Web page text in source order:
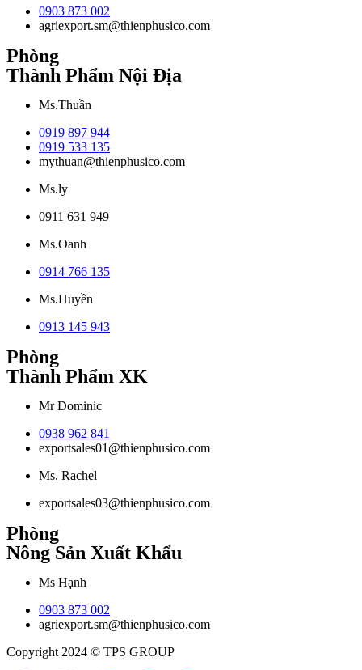
0903 873 002
agriexport.sm@thienphusico.com
Phòng
Thành Phẩm Nội Địa
Ms.Thuần
0919 897 944
0919 533 135
mythuan@thienphusico.com
Ms.ly
0911 631 949
Ms.Oanh
0914 766 135
Ms.Huyền
0913 145 943
Phòng
Thành Phẩm XK
Mr Dominic
0938 962 841
exportsales01@thienphusico.com
Ms. Rachel
exportsales03@thienphusico.com
Phòng
Nông Sản Xuất Khẩu
Ms Hạnh
0903 873 002
agriexport.sm@thienphusico.com
Copyright 2024 © TPS GROUP